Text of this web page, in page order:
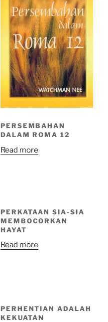
PERSEMBAHAN
DALAM ROMA 12
Read more
PERKATAAN SIA-SIA
MEMBOCORKAN
HAYAT
Read more
PERHENTIAN ADALAH
KEKUATAN